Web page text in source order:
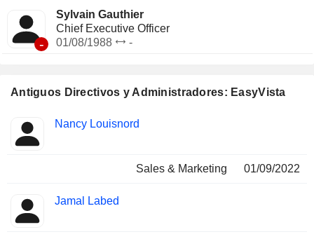
Antiguos Directivos y Administradores: EasyVista
Insider
Funciones
ocupadas
Nancy Louisnord
Sales & Marketing 01/09/2022
Jamal Labed
-
Sylvain Gauthier
Chief Executive Officer
01/08/1988
-